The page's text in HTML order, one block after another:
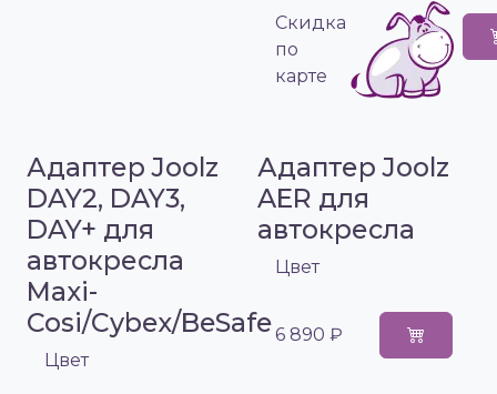
Cкидка
по
карте
Адаптер Joolz
DAY2, DAY3,
DAY+ для
автокресла
Maxi-
Cosi/Cybex/BeSafe
Цвет
Адаптер Joolz
AER для
автокресла
Цвет
6 890 ₽